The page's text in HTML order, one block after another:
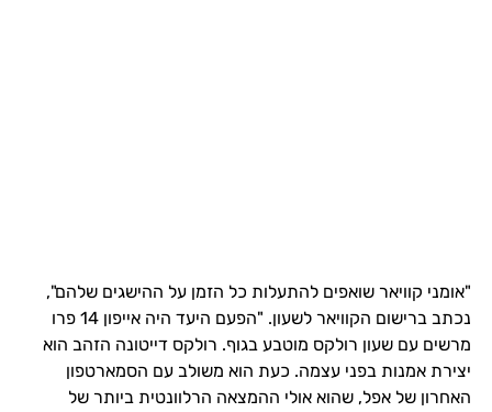
"אומני קוויאר שואפים להתעלות כל הזמן על ההישגים שלהם",
נכתב ברישום הקוויאר לשעון. "הפעם היעד היה אייפון 14 פרו
מרשים עם שעון רולקס מוטבע בגוף. רולקס דייטונה הזהב הוא
יצירת אמנות בפני עצמה. כעת הוא משולב עם הסמארטפון
האחרון של אפל, שהוא אולי ההמצאה הרלוונטית ביותר של